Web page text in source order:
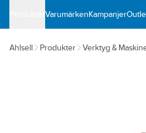
VarumärkenKampanjer
Ahlsell Produkter Verktyg &